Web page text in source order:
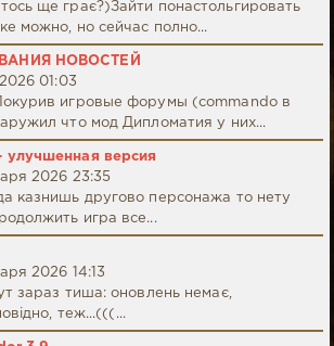
ще грає?)Зайти понастольгировать
можно, но сейчас полно...
НОВОСТЕЙ
01:03
игровые форумы (commando в
что мод Дипломатия у них...
улучшенная версия
2026 23:35
казнишь другово персонажа то нету
игра все...
2026 14:13
зараз тиша: оновлень немає,
теж...(((...